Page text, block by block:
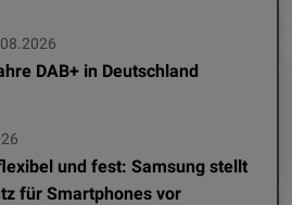
DAB+ in Deutschland
und fest: Samsung stellt
für Smartphones vor